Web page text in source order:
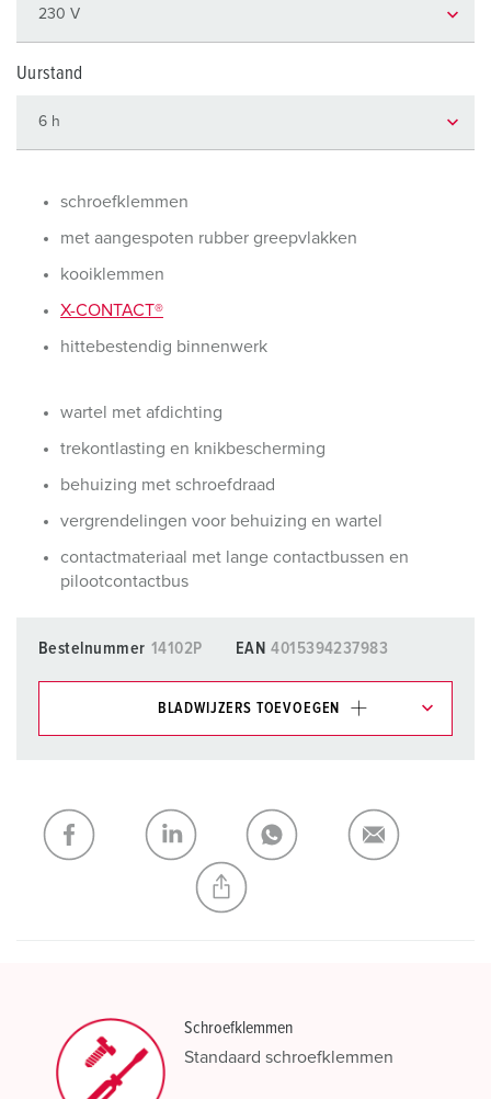
Uurstand
schroefklemmen
met aangespoten rubber greepvlakken
kooiklemmen
X-CONTACT®
hittebestendig binnenwerk
wartel met afdichting
trekontlasting en knikbescherming
behuizing met schroefdraad
vergrendelingen voor behuizing en wartel
contactmateriaal met lange contactbussen en
pilootcontactbus
Bestelnummer 14102P EAN 4015394237983
BLADWIJZERS TOEVOEGEN
Mijn lijst TOEVOEGEN
NIEUW LIJST MAKEN
Schroefklemmen
Standaard schroefklemmen